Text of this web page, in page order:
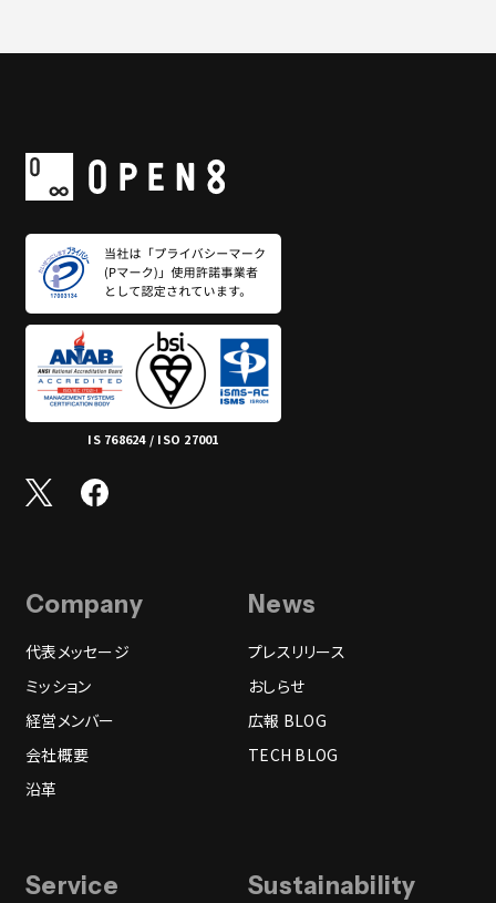
IS 768624 / ISO 27001
Company
代表メッセージ
ミッション
経営メンバー
会社概要
沿革
News
プレスリリース
おしらせ
広報 BLOG
TECH BLOG
Service Sustainability